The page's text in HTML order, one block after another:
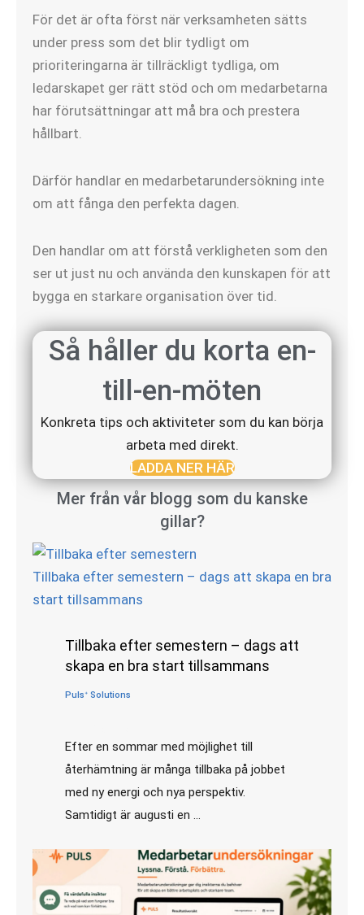
För det är ofta först när verksamheten sätts
under press som det blir tydligt om
prioriteringarna är tillräckligt tydliga, om
ledarskapet ger rätt stöd och om medarbetarna
har förutsättningar att må bra och prestera
hållbart.
Därför handlar en medarbetarundersökning inte
om att fånga den perfekta dagen.
Den handlar om att förstå verkligheten som den
ser ut just nu och använda den kunskapen för att
bygga en starkare organisation över tid.
Så håller du korta en-
till-en-möten
Konkreta tips och aktiviteter som du kan börja
arbeta med direkt.
LADDA NER HÄR
Mer från vår blogg som du kanske
gillar?
Tillbaka efter semestern – dags att skapa en bra
start tillsammans
Tillbaka efter semestern – dags att
skapa en bra start tillsammans
Pulsᐩ Solutions
Efter en sommar med möjlighet till
återhämtning är många tillbaka på jobbet
med ny energi och nya perspektiv.
Samtidigt är augusti en …